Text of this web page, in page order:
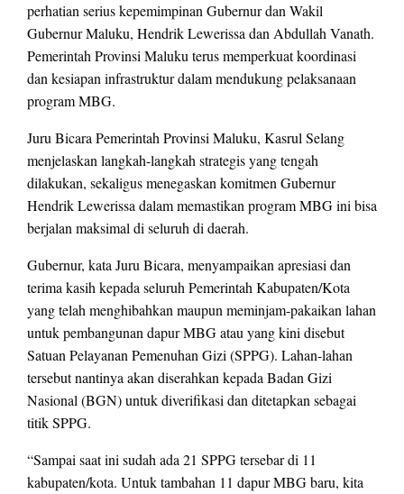
perhatian serius kepemimpinan Gubernur dan Wakil
Gubernur Maluku, Hendrik Lewerissa dan Abdullah Vanath.
Pemerintah Provinsi Maluku terus memperkuat koordinasi
dan kesiapan infrastruktur dalam mendukung pelaksanaan
program MBG.
Juru Bicara Pemerintah Provinsi Maluku, Kasrul Selang
menjelaskan langkah-langkah strategis yang tengah
dilakukan, sekaligus menegaskan komitmen Gubernur
Hendrik Lewerissa dalam memastikan program MBG ini bisa
berjalan maksimal di seluruh di daerah.
Gubernur, kata Juru Bicara, menyampaikan apresiasi dan
terima kasih kepada seluruh Pemerintah Kabupaten/Kota
yang telah menghibahkan maupun meminjam-pakaikan lahan
untuk pembangunan dapur MBG atau yang kini disebut
Satuan Pelayanan Pemenuhan Gizi (SPPG). Lahan-lahan
tersebut nantinya akan diserahkan kepada Badan Gizi
Nasional (BGN) untuk diverifikasi dan ditetapkan sebagai
titik SPPG.
“Sampai saat ini sudah ada 21 SPPG tersebar di 11
kabupaten/kota. Untuk tambahan 11 dapur MBG baru, kita